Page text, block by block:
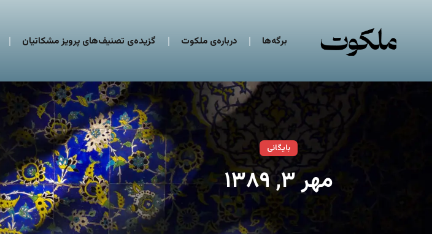
برگه‌ها درباره‌ی ملکوت گزیده‌ی تصنیف‌های پرویز مشکاتیان
بایگانی
مهر ۳, ۱۳۸۹